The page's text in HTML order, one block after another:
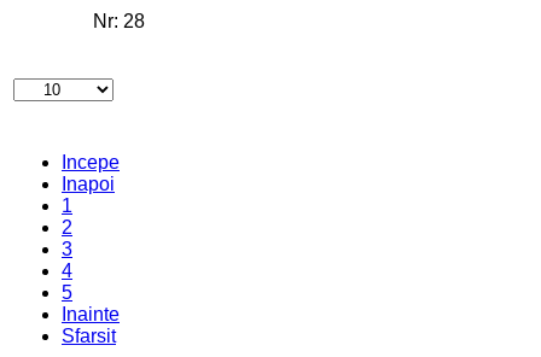
Incepe
Inapoi
1
2
3
4
5
Inainte
Sfarsit
Nr: 28